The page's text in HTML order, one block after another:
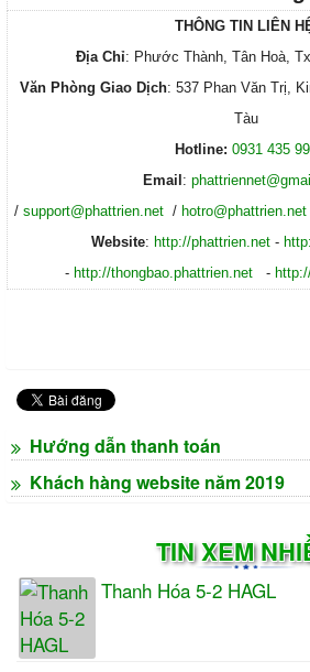
THÔNG TIN LIÊN
Địa Chỉ: Phước Thành, Tân Hoà,
Văn Phòng Giao Dịch: 537 Phan Văn Trị,
Tàu
Hotline: 0931 435
Email :
/ support@phattrien.net / hotro@phattrien.net
Website: http://phattrien.net-
- http://thongbao.phattrien.net-
Hướng dẫn thanh toán
Khách hàng website năm 2019
TIN XEM
Thanh Hóa 5-2 HAGL